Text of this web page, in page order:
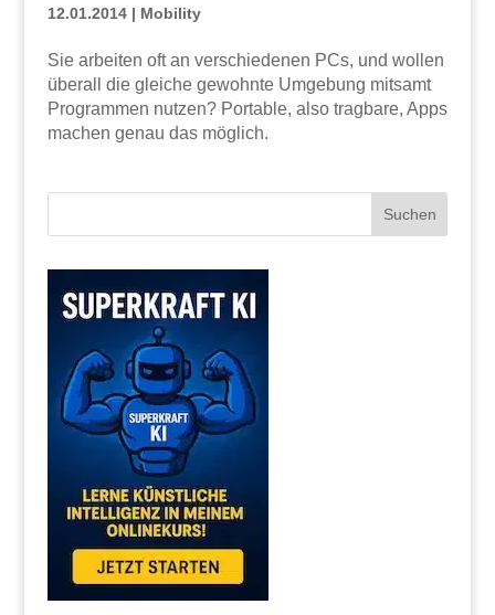
12.01.2014| Mobility
Sie arbeiten oft an verschiedenen PCs, und wollen
überall die gleiche gewohnte Umgebung mitsamt
Programmen nutzen? Portable, also tragbare, Apps
machen genau das möglich.